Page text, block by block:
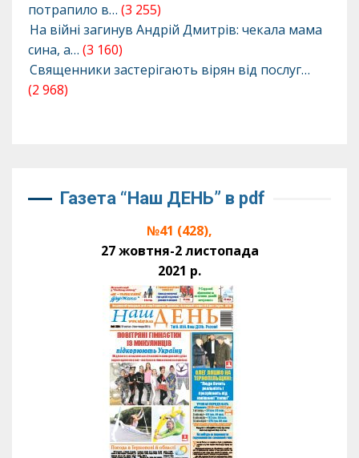
потрапило в… (3 255)
На війні загинув Андрій Дмитрів: чекала мама
сина, а… (3 160)
Священники застерігають вірян від послуг…
(2 968)
Газета “Наш ДЕНЬ” в pdf
№41 (428),
27 жовтня-2 листопада
2021 р.